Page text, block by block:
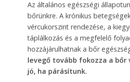
Az általános egészségi
bőrünkre. A krónikus
vércukorszint rendezése, a
táplálkozás és a megfelelő
hozzájárulhatnak a bőr
levegő tovább fokozza a bőr
jó, ha párásítunk.